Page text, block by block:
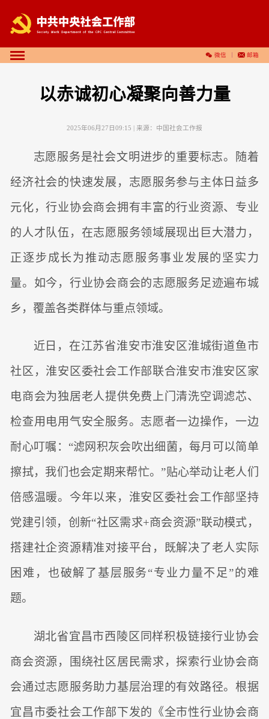
微信 邮箱
以赤诚初心凝聚向善力量
2025年06月27日09:15 | 来源： 中国社会工作报
志愿服务是社会文明进步的重要标志。随着
经济社会的快速发展，志愿服务参与主体日益多
元化，行业协会商会拥有丰富的行业资源、专业
的人才队伍，在志愿服务领域展现出巨大潜力，
正逐步成长为推动志愿服务事业发展的坚实力
量。如今，行业协会商会的志愿服务足迹遍布城
乡，覆盖各类群体与重点领域。
近日，在江苏省淮安市淮安区淮城街道鱼市
社区，淮安区委社会工作部联合淮安市淮安区家
电商会为独居老人提供免费上门清洗空调滤芯、
检查用电用气安全服务。志愿者一边操作，一边
耐心叮嘱：“滤网积灰会吹出细菌，每月可以简单
擦拭，我们也会定期来帮忙。”贴心举动让老人们
倍感温暖。今年以来，淮安区委社会工作部坚持
党建引领，创新“社区需求+商会资源”联动模式，
搭建社企资源精准对接平台，既解决了老人实际
困难，也破解了基层服务“专业力量不足”的难
题。
湖北省宜昌市西陵区同样积极链接行业协会
商会资源，围绕社区居民需求，探索行业协会商
会通过志愿服务助力基层治理的有效路径。根据
宜昌市委社会工作部下发的《全市性行业协会商